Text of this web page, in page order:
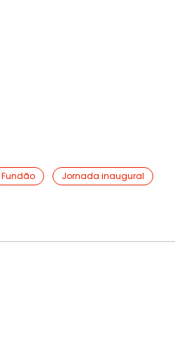
Fundão Jornada inaugural